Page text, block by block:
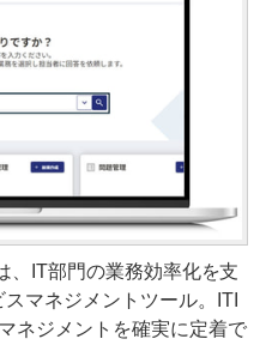
IT部門の業務効率化を支
マネジメントツール。ITI
ネジメントを確実に定着で